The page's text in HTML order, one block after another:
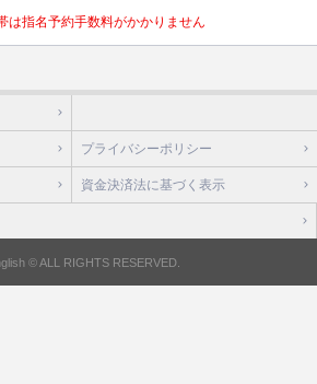
は指名予約手数料がかかりません
プライバシーポリシー
資金決済法に基づく表示
© ALL RIGHTS RESERVED.